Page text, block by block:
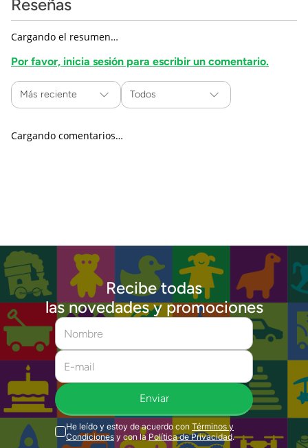
Reseñas
Cargando el resumen…
Por favor, inicia sesión para escribir un comentario.
Más reciente Todos
Cargando comentarios…
Recibe todas
las novedades y promociones
Enviar
He leído y estoy de acuerdo con Términos y
Condiciones y con la Política de Privacidad.